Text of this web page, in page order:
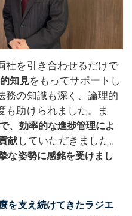
社を引き合わせるだけで
知見をもってサポートし
務の知識も深く、論理的
も助けられました。ま
、効率的な進捗管理によ
献 していただきました。
な姿勢に感銘を受けまし
を支え続けてきたラジエ